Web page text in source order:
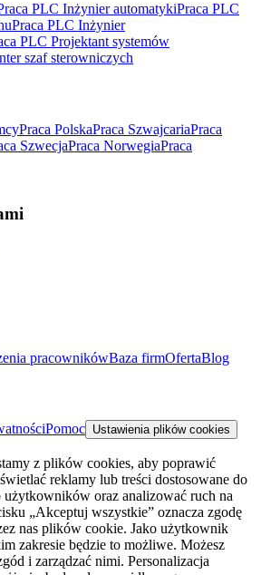
PLC Inżynier automatykiPraca PLC
Praca PLC Inżynier
PLC Projektant systemów
szaf sterowniczych
Praca PolskaPraca SzwajcariaPraca
SzwecjaPraca NorwegiaPraca
pracownikówBaza firmOfertaBlog
Pomoc Ustawienia plików cookies
z plików cookies, aby poprawić
reklamy lub treści dostosowane do
oraz analizować ruch na
„Akceptuj wszystkie” oznacza zgodę
nas plików cookie. Jako użytkownik
zakresie będzie to możliwe. Możesz
i zarządzać nimi. Personalizacja